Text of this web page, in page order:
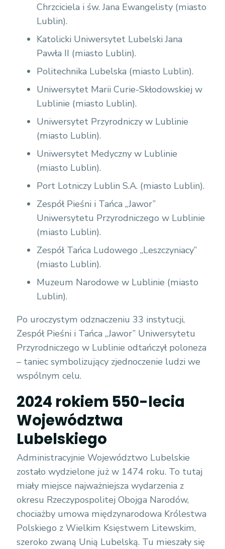
Chrzciciela i św. Jana Ewangelisty (miasto
Lublin).
Katolicki Uniwersytet Lubelski Jana
Pawła II (miasto Lublin).
Politechnika Lubelska (miasto Lublin).
Uniwersytet Marii Curie-Skłodowskiej w
Lublinie (miasto Lublin).
Uniwersytet Przyrodniczy w Lublinie
(miasto Lublin).
Uniwersytet Medyczny w Lublinie
(miasto Lublin).
Port Lotniczy Lublin S.A. (miasto Lublin).
Zespół Pieśni i Tańca „Jawor”
Uniwersytetu Przyrodniczego w Lublinie
(miasto Lublin).
Zespół Tańca Ludowego „Leszczyniacy”
(miasto Lublin).
Muzeum Narodowe w Lublinie (miasto
Lublin).
Po uroczystym odznaczeniu 33 instytucji,
Zespół Pieśni i Tańca „Jawor” Uniwersytetu
Przyrodniczego w Lublinie odtańczył poloneza
– taniec symbolizujący zjednoczenie ludzi we
wspólnym celu.
2024 rokiem 550-lecia
Województwa
Lubelskiego
Administracyjnie Województwo Lubelskie
zostało wydzielone już w 1474 roku. To tutaj
miały miejsce najważniejsza wydarzenia z
okresu Rzeczypospolitej Obojga Narodów,
chociażby umowa międzynarodowa Królestwa
Polskiego z Wielkim Księstwem Litewskim,
szeroko zwaną Unią Lubelską. Tu mieszały się